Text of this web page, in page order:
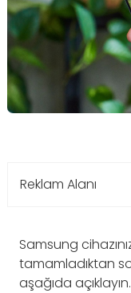
Reklam Alanı
Samsung
tamamladıktan
aşağıda açıklayın.